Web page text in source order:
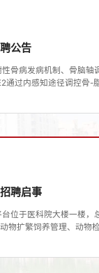
公告
骨病发病机制、骨脑轴
通过内感知途径调控骨-
聘启事
位于医科院大楼一楼，
物扩繁饲养管理、动物